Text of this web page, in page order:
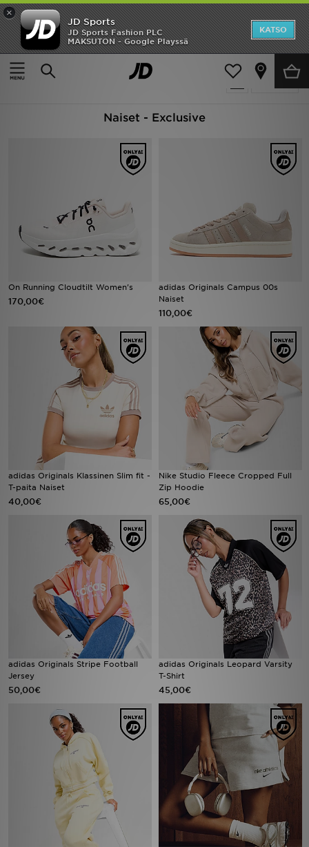
×
JD Sports
JD Sports Fashion PLC
MAKSUTON - Google Playssä
KATSO
Etusivu
Naiset
Suodata
489 tuotetta
Naiset - Exclusive
On Running Cloudtilt Women's
170,00€
adidas Originals Campus 00s
Naiset
110,00€
adidas Originals Klassinen Slim fit -
T-paita Naiset
40,00€
Nike Studio Fleece Cropped Full
Zip Hoodie
65,00€
adidas Originals Stripe Football
Jersey
50,00€
adidas Originals Leopard Varsity
T-Shirt
45,00€
Etusivu
Ale
Tuotemerkit
Jalkapallo
Lataa JD-sovellus
Minun JD
Minun viestini
Asiakaspalvelu ja tietoa